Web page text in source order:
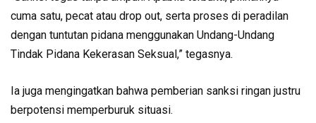
cuma satu, pecat atau drop out, serta proses di peradilan
dengan tuntutan pidana menggunakan Undang-Undang
Tindak Pidana Kekerasan Seksual,” tegasnya.
Ia juga mengingatkan bahwa pemberian sanksi ringan justru
berpotensi memperburuk situasi.